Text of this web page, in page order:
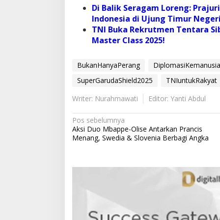
Di Balik Seragam Loreng:
Indonesia di Ujung Timur
TNI Buka Rekrutmen Tentara
Master Class 2025!
BukanHanyaPerang
SuperGarudaShield2025
TNIuntukRakyat
Writer: Nurahmawati
Editor: Yanti Abdul
N
a
i
Pos sebelumnya
Aksi Duo Mbappe-Olise Antarkan Prancis
Menang, Swedia & Slovenia Berbagi Angka